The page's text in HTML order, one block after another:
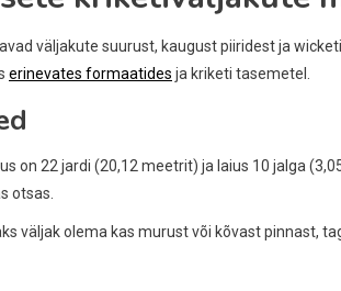
väljakute suurust, kaugust piiridest ja
erinevates formaatides ja kriketi tasemetel.
on 22 jardi (20,12 meetrit) ja laius 10 jalga
otsas.
väljak olema kas murust või kõvast pinnast,